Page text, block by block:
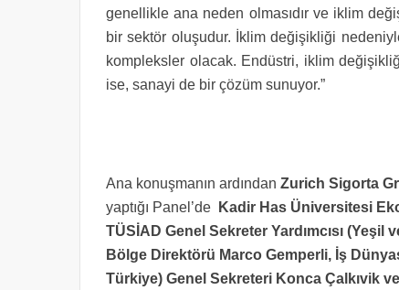
genellikle ana neden olmasıdır ve iklim
bir sektör oluşudur. İklim değişikliği
kompleksler olacak. Endüstri, iklim
ise, sanayi de bir çözüm sunuyor.”
Ana konuşmanın ardından Zurich Sigorta
yaptığı Panel’de
Kadir Has Üniversitesi
TÜSİAD Genel Sekreter Yardımcısı
Bölge Direktörü Marco Gemperli, İş
Türkiye) Genel Sekreteri Konca Çalkıvik